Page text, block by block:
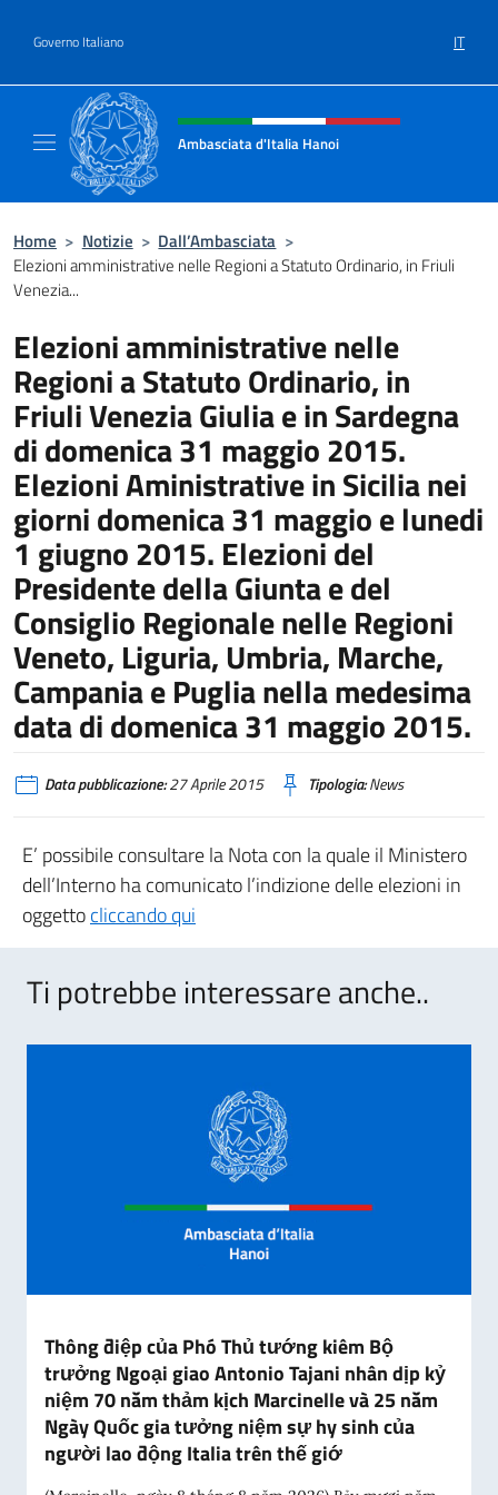
Governo Italiano IT
Intestazione sito, social e menù
Ambasciata d'Italia Hanoi
Home > Notizie > Dall’Ambasciata >
Elezioni amministrative nelle Regioni a Statuto Ordinario, in Friuli
Venezia...
Elezioni amministrative nelle
Regioni a Statuto Ordinario, in
Friuli Venezia Giulia e in Sardegna
di domenica 31 maggio 2015.
Elezioni Aministrative in Sicilia nei
giorni domenica 31 maggio e lunedi
1 giugno 2015. Elezioni del
Presidente della Giunta e del
Consiglio Regionale nelle Regioni
Veneto, Liguria, Umbria, Marche,
Campania e Puglia nella medesima
data di domenica 31 maggio 2015.
Data pubblicazione:27 Aprile 2015 Tipologia:News
E’ possibile consultare la Nota con la quale il Ministero
dell’Interno ha comunicato l’indizione delle elezioni in
oggettocliccando qui
Ti potrebbe interessare anche..
Thông điệp của Phó Thủ tướng kiêm Bộ
trưởng Ngoại giao Antonio Tajani nhân dịp kỷ
niệm 70 năm thảm kịch Marcinelle và 25 năm
Ngày Quốc gia tưởng niệm sự hy sinh của
người lao động Italia trên thế giớ